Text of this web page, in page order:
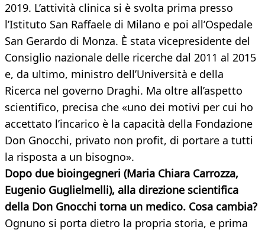
2019. L’attività clinica si è svolta prima presso
l’Istituto San Raffaele di Milano e poi all’Ospedale
San Gerardo di Monza. È stata vicepresidente del
Consiglio nazionale delle ricerche dal 2011 al 2015
e, da ultimo, ministro dell’Università e della
Ricerca nel governo Draghi. Ma oltre all’aspetto
scientifico, precisa che «uno dei motivi per cui ho
accettato l’incarico è la capacità della Fondazione
Don Gnocchi, privato non profit, di portare a tutti
la risposta a un bisogno».
Dopo due bioingegneri (Maria Chiara Carrozza,
Eugenio Guglielmelli), alla direzione scientifica
della Don Gnocchi torna un medico. Cosa cambia?
Ognuno si porta dietro la propria storia, e prima